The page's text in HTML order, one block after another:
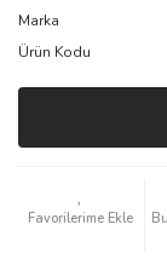
Marka
Ürün Kodu